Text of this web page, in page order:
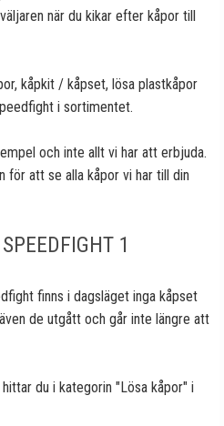
när du kikar efter kåpor till
kåpkit / kåpset, lösa plastkåpor
i sortimentet.
och inte allt vi har att erbjuda.
för att se alla kåpor vi har till din
1
finns i dagsläget inga kåpset
de utgått och går inte längre att
du i kategorin "Lösa kåpor" i